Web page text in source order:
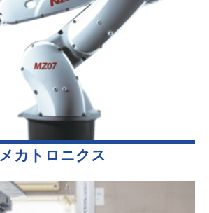
メカトロニクス